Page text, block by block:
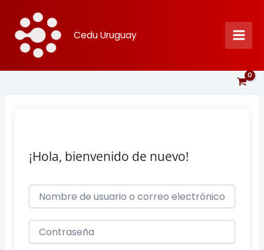
contenido
Cedu Uruguay
¡Hola, bienvenido de nuevo!